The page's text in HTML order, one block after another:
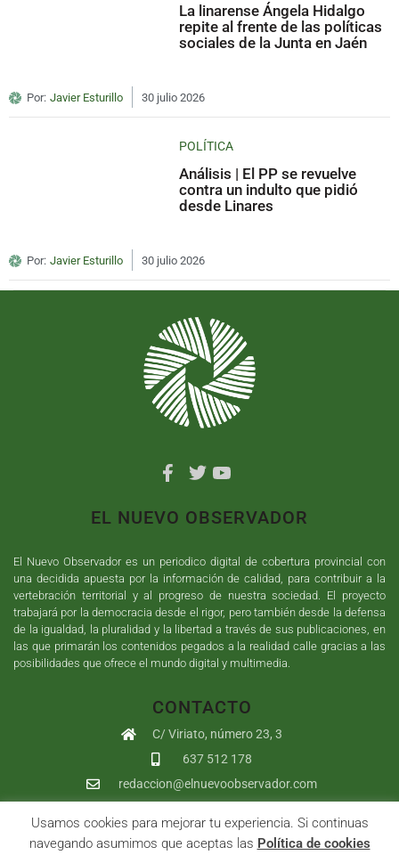
La linarense Ángela Hidalgo
repite al frente de las políticas
sociales de la Junta en Jaén
Por: Javier Esturillo 30 julio 2026
POLÍTICA
Análisis | El PP se revuelve
contra un indulto que pidió
desde Linares
Por: Javier Esturillo 30 julio 2026
EL NUEVO OBSERVADOR
El Nuevo Observador es un periodico digital de cobertura provincial con
una decidida apuesta por la información de calidad, para contribuir a la
vertebración territorial y al progreso de nuestra sociedad. El proyecto
trabajará por la democracia desde el rigor, pero también desde la defensa
de la igualdad, la pluralidad y la libertad a través de sus publicaciones, en
las que primarán los contenidos pegados a la realidad calle gracias a las
posibilidades que ofrece el mundo digital y multimedia.
CONTACTO
C/ Viriato, número 23, 3
637 512 178
redaccion@elnuevoobservador.com
Copyright ©2026 El Nuevo Observador | Sumurdigital Diseño web
Usamos cookies para mejorar tu experiencia. Si continuas
navegando asumimos que aceptas las Política de cookies